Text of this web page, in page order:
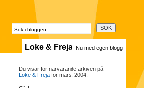
Loke & Freja Nu med egen blogg
Du visar för närvarande arkiven på
Loke & Freja för mars, 2004.